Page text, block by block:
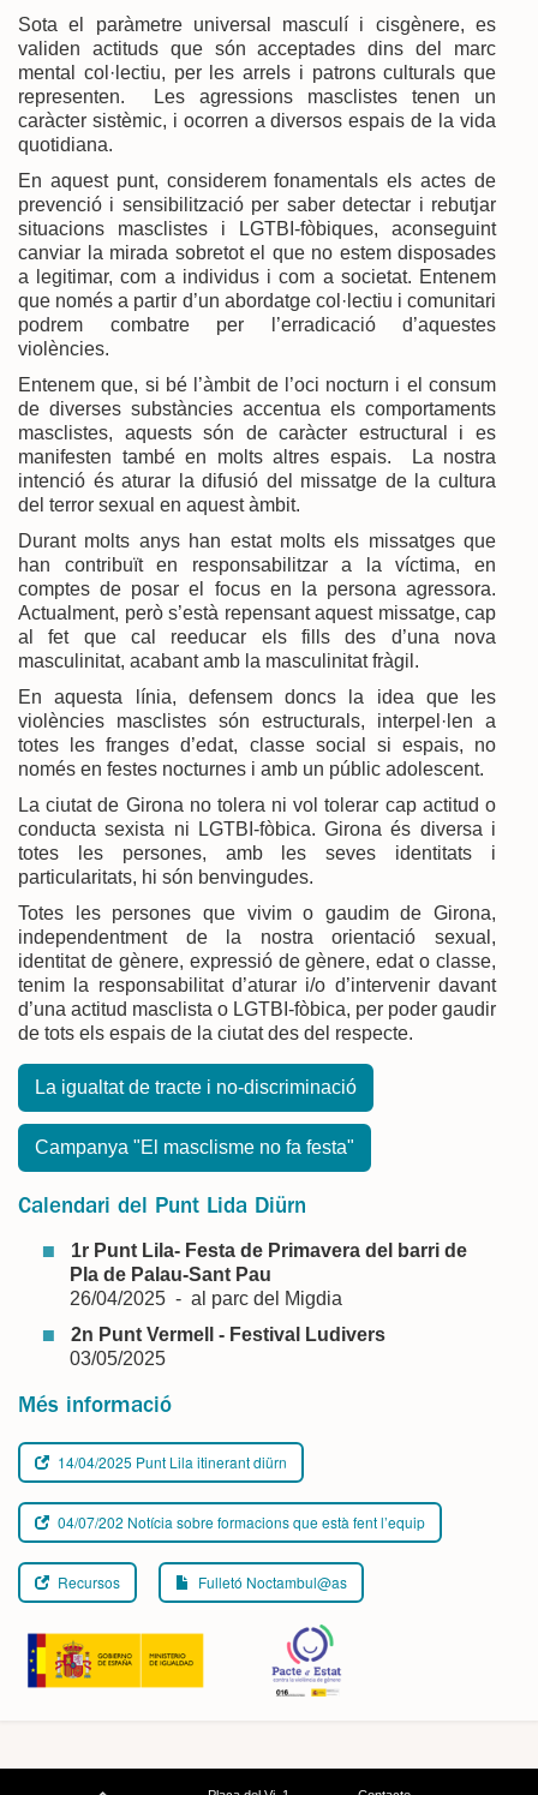
Sota el paràmetre universal masculí i cisgènere, es
validen actituds que són acceptades dins del marc
mental col·lectiu, per les arrels i patrons culturals que
representen. Les agressions masclistes tenen un
caràcter sistèmic, i ocorren a diversos espais de la vida
quotidiana.
En aquest punt, considerem fonamentals els actes de
prevenció i sensibilització per saber detectar i rebutjar
situacions masclistes i LGTBI-fòbiques, aconseguint
canviar la mirada sobretot el que no estem disposades
a legitimar, com a individus i com a societat. Entenem
que només a partir d’un abordatge col·lectiu i comunitari
podrem combatre per l’erradicació d’aquestes
violències.
Entenem que, si bé l’àmbit de l’oci nocturn i el consum
de diverses substàncies accentua els comportaments
masclistes, aquests són de caràcter estructural i es
manifesten també en molts altres espais. La nostra
intenció és aturar la difusió del missatge de la cultura
del terror sexual en aquest àmbit.
Durant molts anys han estat molts els missatges que
han contribuït en responsabilitzar a la víctima, en
comptes de posar el focus en la persona agressora.
Actualment, però s’està repensant aquest missatge, cap
al fet que cal reeducar els fills des d’una nova
masculinitat, acabant amb la masculinitat fràgil.
En aquesta línia, defensem doncs la idea que les
violències masclistes són estructurals, interpel·len a
totes les franges d’edat, classe social si espais, no
només en festes nocturnes i amb un públic adolescent.
La ciutat de Girona no tolera ni vol tolerar cap actitud o
conducta sexista ni LGTBI-fòbica. Girona és diversa i
totes les persones, amb les seves identitats i
particularitats, hi són benvingudes.
Totes les persones que vivim o gaudim de Girona,
independentment de la nostra orientació sexual,
identitat de gènere, expressió de gènere, edat o classe,
tenim la responsabilitat d’aturar i/o d’intervenir davant
d’una actitud masclista o LGTBI-fòbica, per poder gaudir
de tots els espais de la ciutat des del respecte.
La igualtat de tracte i no-discriminació
Campanya "El masclisme no fa festa"
Calendari del Punt Lida Diürn
1r Punt Lila- Festa de Primavera del barri de
Pla de Palau-Sant Pau
26/04/2025 - al parc del Migdia
2n Punt Vermell - Festival Ludivers
03/05/2025
Més informació
14/04/2025 Punt Lila itinerant diürn
04/07/202 Notícia sobre formacions que està fent l’equip
Recursos Fulletó Noctambul@as